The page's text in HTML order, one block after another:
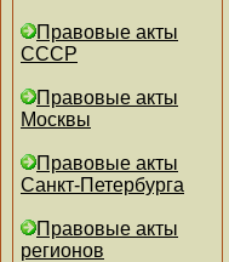
Правовые акты
СССР
Правовые акты
Москвы
Правовые акты
Санкт-Петербурга
Правовые акты
регионов